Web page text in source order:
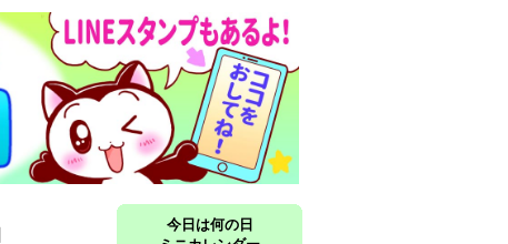
今日は何の日